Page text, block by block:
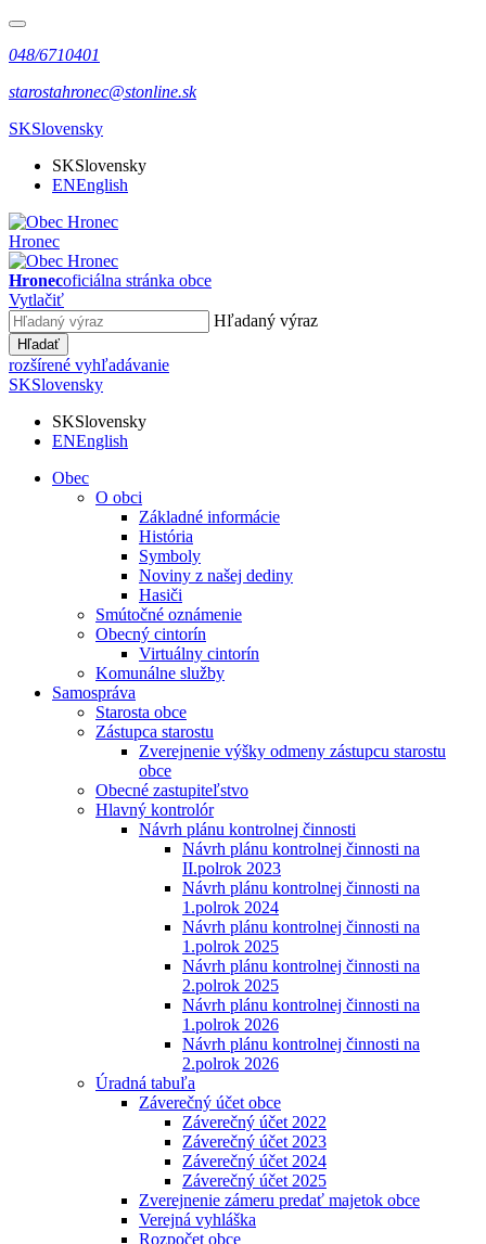
048/6710401
starostahronec@stonline.sk
SKSlovensky
SKSlovensky
ENEnglish
Hronec
Hronecoficiálna stránka obce
Vytlačiť
Hľadaný výraz
Hľadať
rozšírené vyhľadávanie
SKSlovensky
SKSlovensky
ENEnglish
Obec
O obci
Základné informácie
História
Symboly
Noviny z našej dediny
Hasiči
Smútočné oznámenie
Obecný cintorín
Virtuálny cintorín
Komunálne služby
Samospráva
Starosta obce
Zástupca starostu
Zverejnenie výšky odmeny zástupcu starostu
obce
Obecné zastupiteľstvo
Hlavný kontrolór
Návrh plánu kontrolnej činnosti
Návrh plánu kontrolnej činnosti na
II.polrok 2023
Návrh plánu kontrolnej činnosti na
1.polrok 2024
Návrh plánu kontrolnej činnosti na
1.polrok 2025
Návrh plánu kontrolnej činnosti na
2.polrok 2025
Návrh plánu kontrolnej činnosti na
1.polrok 2026
Návrh plánu kontrolnej činnosti na
2.polrok 2026
Úradná tabuľa
Záverečný účet obce
Záverečný účet 2022
Záverečný účet 2023
Záverečný účet 2024
Záverečný účet 2025
Zverejnenie zámeru predať majetok obce
Verejná vyhláška
Rozpočet obce